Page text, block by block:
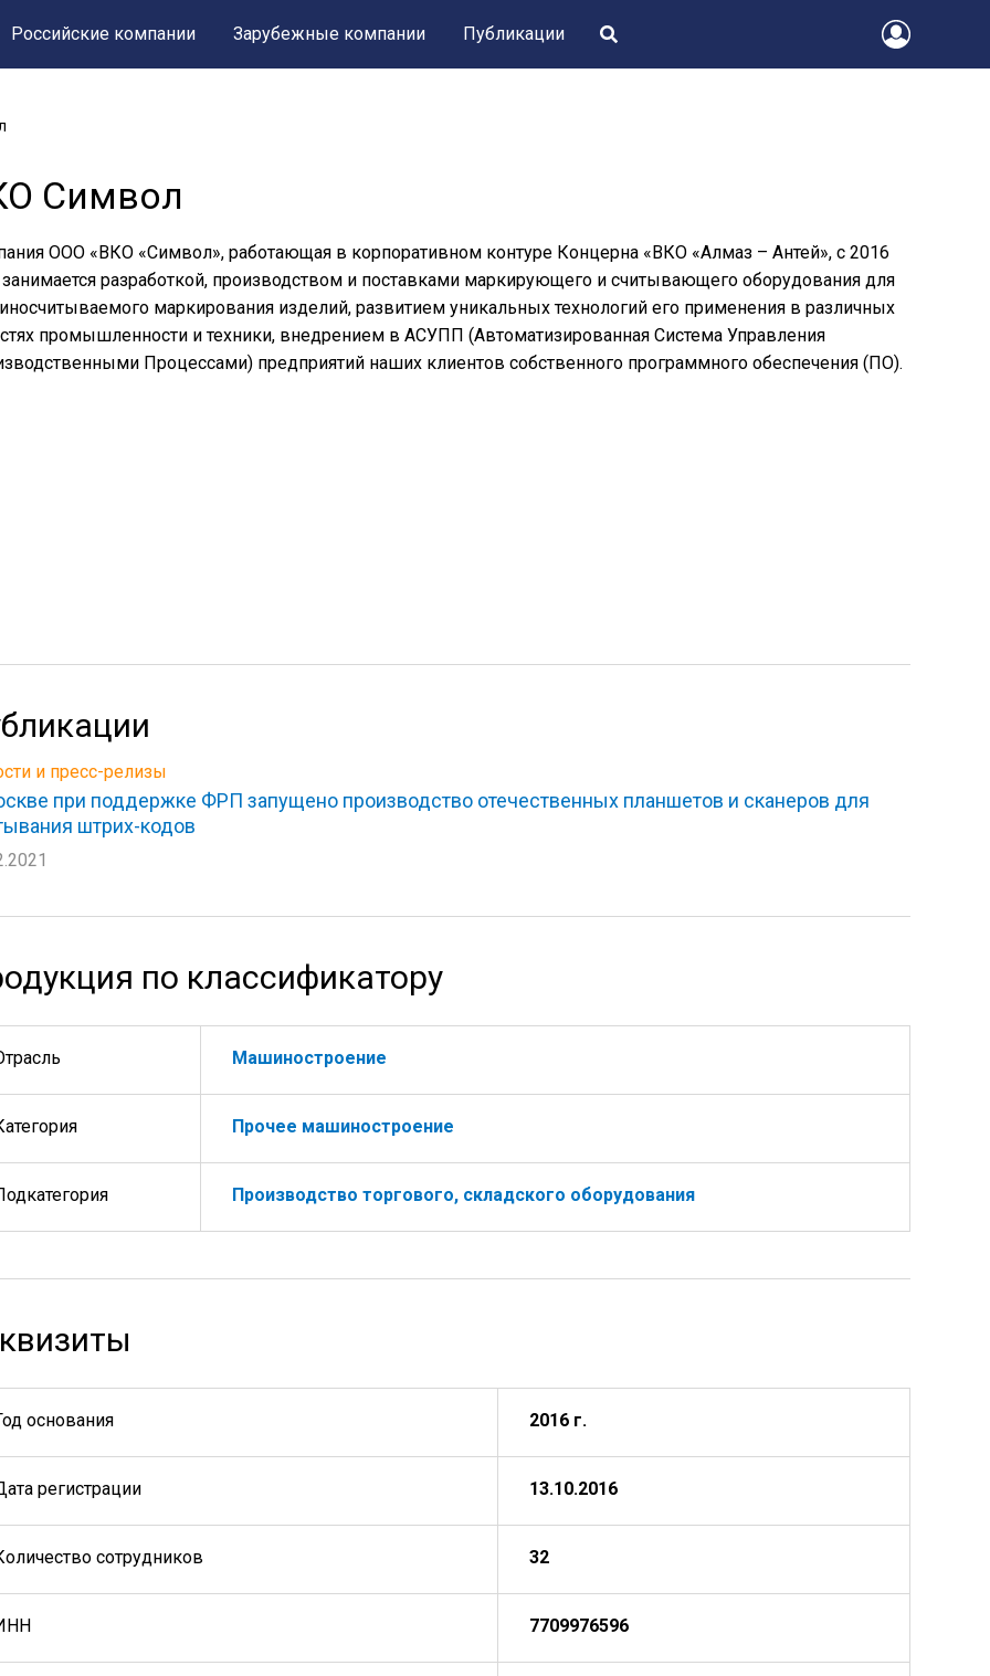
Российские компании Зарубежные компании Публикации
Символ
ООО «ВКО «Символ», работающая в корпоративном контуре Концерна «ВКО «Алмаз – Антей», с 2016
занимается разработкой, производством и поставками маркирующего и считывающего оборудования для
маркирования изделий, развитием уникальных технологий его применения в различных
промышленности и техники, внедрением в АСУПП (Автоматизированная Система Управления
Процессами) предприятий наших клиентов собственного программного обеспечения (ПО).
и пресс-релизы
при поддержке ФРП запущено производство отечественных планшетов и сканеров для
штрих-кодов
по классификатору
Машиностроение
Прочее машиностроение
Производство торгового, складского оборудования
основания 2016 г.
регистрации 13.10.2016
сотрудников 32
7709976596